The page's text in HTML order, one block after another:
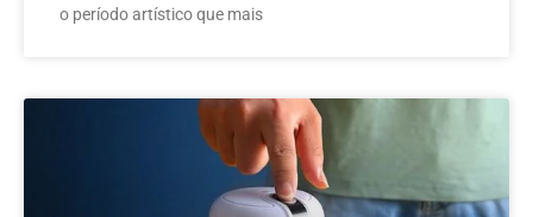
o período artístico que mais